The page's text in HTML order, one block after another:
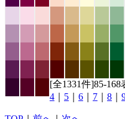
[全1331件]85-168
4
5 6 7 8